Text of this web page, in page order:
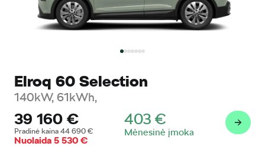
Elroq 60 Selection
140kW, 61kWh,
39 160 €
Pradinė kaina 44 690 €
Nuolaida 5 530 €
403 €
Mėnesinė įmoka